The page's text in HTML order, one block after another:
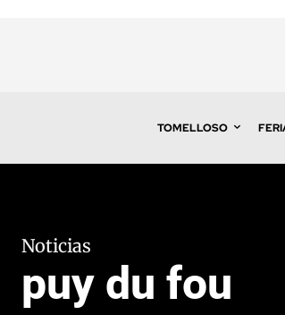
TOMELLOSO
Noticias
puy du fou